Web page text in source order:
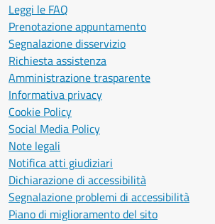
Leggi le FAQ
Prenotazione appuntamento
Segnalazione disservizio
Richiesta assistenza
Amministrazione trasparente
Informativa privacy
Cookie Policy
Social Media Policy
Note legali
Notifica atti giudiziari
Dichiarazione di accessibilità
Segnalazione problemi di accessibilità
Piano di miglioramento del sito